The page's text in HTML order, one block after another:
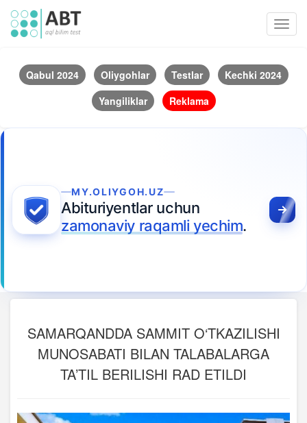
Qabul 2024 Oliygohlar Testlar
Kechki 2024
Yangiliklar
Reklama
MY.OLIYGOH.UZ
Abituriyentlar uchun
zamonaviy raqamli yechim.
SAMARQANDDA SAMMIT O‘TKAZILISHI
MUNOSABATI BILAN TALABALARGA
TA’TIL BERILISHI RAD ETILDI